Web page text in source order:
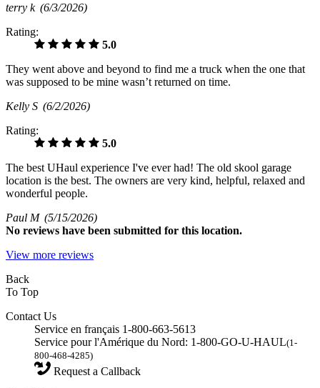
terry k (6/3/2026)
Rating:
5.0
They went above and beyond to find me a truck when the one that
was supposed to be mine wasn’t returned on time.
Kelly S (6/2/2026)
Rating:
5.0
The best UHaul experience I've ever had! The old skool garage
location is the best. The owners are very kind, helpful, relaxed and
wonderful people.
Paul M (5/15/2026)
No reviews have been submitted for this location.
View more reviews
Back
To Top
Contact Us
Service en français 1-800-663-5613
Service pour l'Amérique du Nord: 1-800-GO-U-HAUL(1-
800-468-4285)
Request a Callback